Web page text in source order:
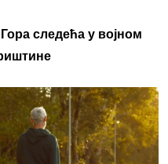
следећа у војном